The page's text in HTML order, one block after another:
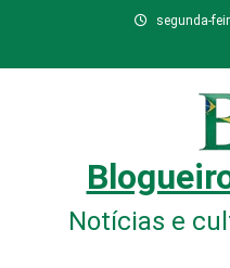
content
segunda-
Notícias e